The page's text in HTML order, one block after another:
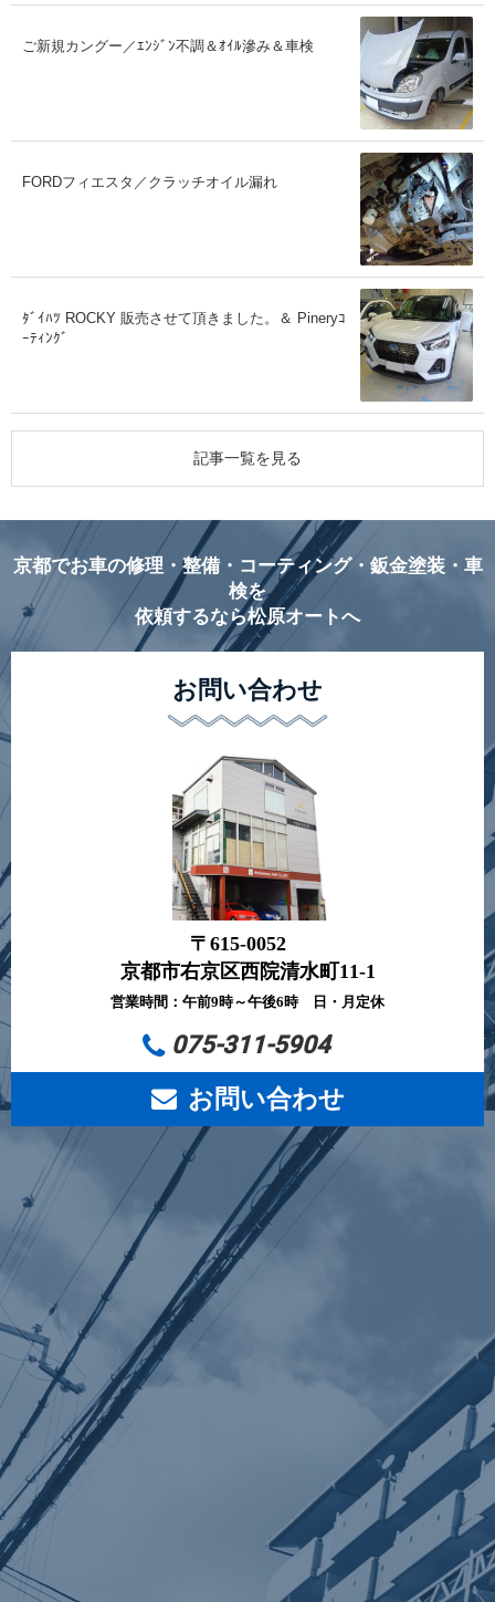
ご新規カングー／ｴﾝｼﾞﾝ不調＆ｵｲﾙ滲み＆車検
FORDフィエスタ／クラッチオイル漏れ
ﾀﾞｲﾊﾂ ROCKY 販売させて頂きました。＆ Pineryｺ
ｰﾃｨﾝｸﾞ
記事一覧を見る
京都でお車の修理・整備・コーティング・鈑金塗装・車
検を
依頼するなら松原オートへ
お問い合わせ
〒615-0052
京都市右京区西院清水町11-1
営業時間：午前9時～午後6時 日・月定休
075-311-5904
お問い合わせ